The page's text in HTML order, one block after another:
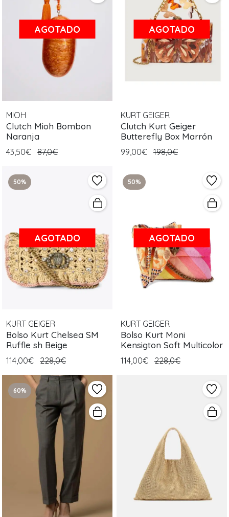
AGOTADO
MIOH
Clutch Mioh Bombon
Naranja
43,50€ 87,0€
AGOTADO
KURT GEIGER
Clutch Kurt Geiger
Butterefly Box Marrón
99,00€ 198,0€
50%
AGOTADO
KURT GEIGER
Bolso Kurt Chelsea SM
Ruffle sh Beige
114,00€ 228,0€
50%
AGOTADO
KURT GEIGER
Bolso Kurt Moni
Kensigton Soft Multicolor
114,00€ 228,0€
60%